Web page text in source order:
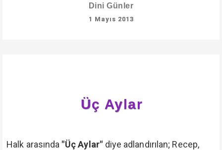
Dini Günler
1 Mayıs 2013
Üç Aylar
Halk arasında "Üç Aylar" diye adlandırılan; Recep,